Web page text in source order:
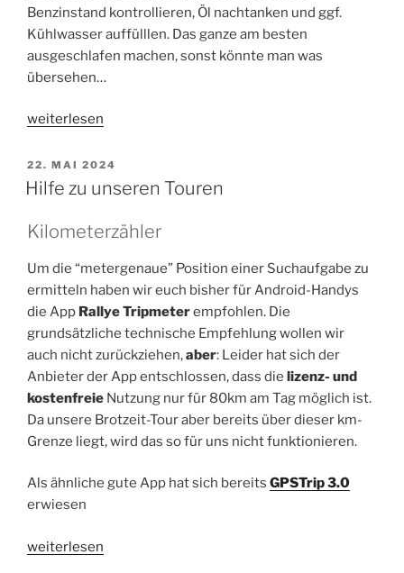
Benzinstand kontrollieren, Öl nachtanken und ggf.
Kühlwasser auffülllen. Das ganze am besten
ausgeschlafen machen, sonst könnte man was
übersehen…
„Oldtimertreffen
beim
Vogelsang“
weiterlesen
VERÖFFENTLICHT
AM
22. MAI 2024
Hilfe zu unseren Touren
Kilometerzähler
Um die “metergenaue” Position einer Suchaufgabe zu
ermitteln haben wir euch bisher für Android-Handys
die App Rallye Tripmeterempfohlen. Die
grundsätzliche technische Empfehlung wollen wir
auch nicht zurückziehen,aber: Leider hat sich der
Anbieter der App entschlossen, dass die lizenz- und
kostenfreie Nutzung nur für 80km am Tag möglich ist.
Da unsere Brotzeit-Tour aber bereits über dieser km-
Grenze liegt, wird das so für uns nicht funktionieren.
Als ähnliche gute App hat sich bereits GPSTrip 3.0
erwiesen
„Hilfe
weiterlesen